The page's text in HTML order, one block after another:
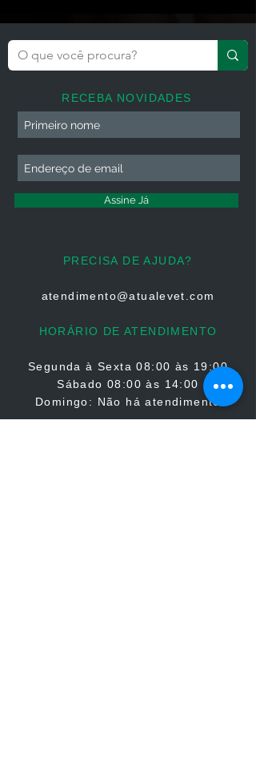
RECEBA NOVIDADES
Assine Já
PRECISA DE AJUDA?
atendimento@atualevet.com
HORÁRIO DE ATENDIMENTO
Segunda à Sexta08:00 às 19:00
Sábado 08:00 às 14:00
Domingo: Não há atendimento